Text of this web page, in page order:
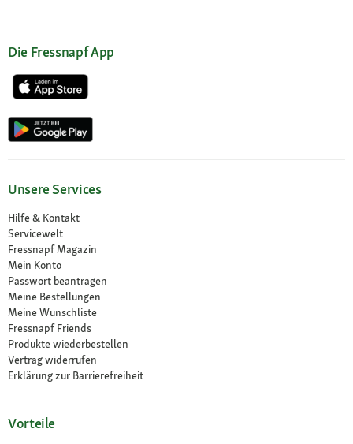
Die Fressnapf App
Unsere Services
Hilfe & Kontakt
Servicewelt
Fressnapf Magazin
Mein Konto
Passwort beantragen
Meine Bestellungen
Meine Wunschliste
Fressnapf Friends
Produkte wiederbestellen
Vertrag widerrufen
Erklärung zur Barrierefreiheit
Vorteile